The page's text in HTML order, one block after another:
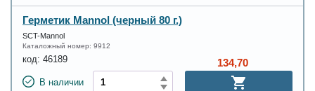
Герметик Mannol (черный 80 г.)
SCT-Mannol
Каталожный номер: 9912
код: 46189
В наличии
134,70